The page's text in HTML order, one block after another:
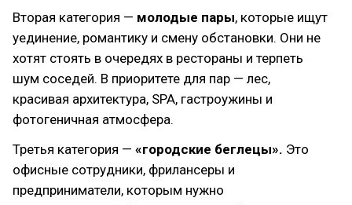
Вторая категория — молодые пары, которые ищут
уединение, романтику и смену обстановки. Они не
хотят стоять в очередях в рестораны и терпеть
шум соседей. В приоритете для пар — лес,
красивая архитектура, SPA, гастроужины и
фотогеничная атмосфера.
Третья категория — «городские беглецы». Это
офисные сотрудники, фрилансеры и
предприниматели, которым нужно